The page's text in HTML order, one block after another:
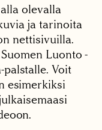
olevalla
ja tarinoita
nettisivuilla.
Luonto -
Voit
esimerkiksi